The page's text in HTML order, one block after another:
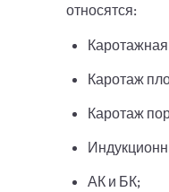
относятся:
Каротаж
Каротаж
АК и БК;